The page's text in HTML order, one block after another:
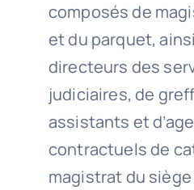
composés de
et du parquet,
directeurs des
judiciaires, de
assistants et
contractuels de
magistrat du